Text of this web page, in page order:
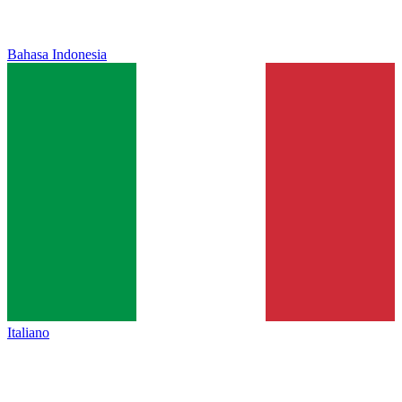
Bahasa Indonesia
Italiano